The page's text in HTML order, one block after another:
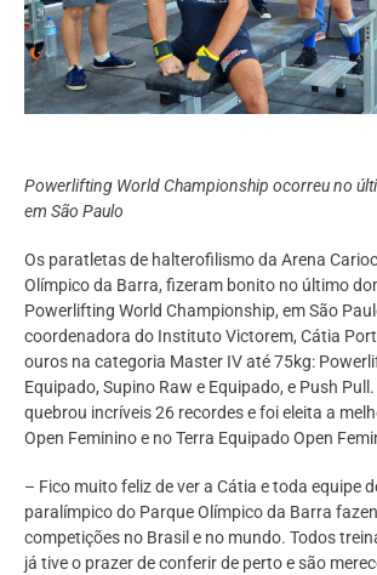
Powerlifting World Championship ocorreu no
em São Paulo
Os paratletas de halterofilismo da Arena
Olímpico da Barra, fizeram bonito no último
Powerlifting World Championship, em São
coordenadora do Instituto Victorem, Cátia
ouros na categoria Master IV até 75kg:
Equipado, Supino Raw e Equipado, e Push
quebrou incríveis 26 recordes e foi eleita a
Open Feminino e no Terra Equipado Open
– Fico muito feliz de ver a Cátia e toda equipe
paralímpico do Parque Olímpico da Barra
competições no Brasil e no mundo. Todos
já tive o prazer de conferir de perto e são